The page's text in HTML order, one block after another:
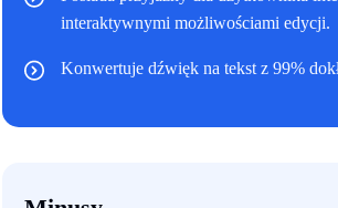
interaktywnymi możliwościami edycji.
Konwertuje dźwięk na tekst z 99%